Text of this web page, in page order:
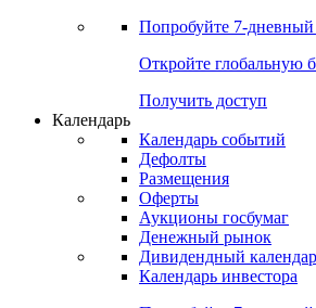
Попробуйте 7-дневный
Откройте глобальную
Получить доступ
Календарь
Календарь событий
Дефолты
Размещения
Оферты
Аукционы госбумаг
Денежный рынок
Дивидендный
Календарь инвестора